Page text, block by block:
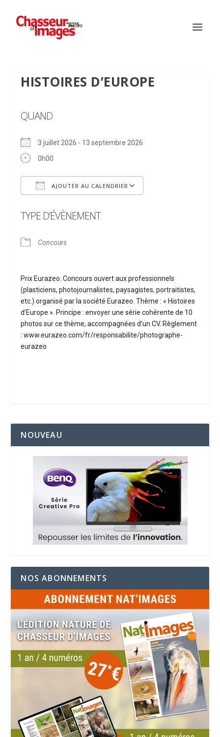
HISTOIRES D’EUROPE
QUAND
3 juillet 2026 - 13 septembre 2026
0h00
AJOUTER AU CALENDRIER
TYPE D’ÉVÈNEMENT
Concours
Prix Eurazeo. Concours ouvert aux professionnels
(plasticiens, photojournalistes, paysagistes, portraitistes,
etc.) organisé par la société Eurazeo. Thème : « Histoires
d’Europe ». Principe : envoyer une série cohérente de 10
photos sur ce thème, accompagnées d’un CV. Règlement
: www.eurazeo.com/fr/responsabilite/photographe-
eurazeo
NOUVEAU
NOS ABONNEMENTS